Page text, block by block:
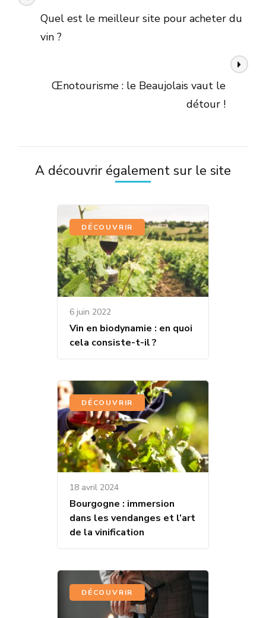
des
articles
Quel est le meilleur site pour acheter du
vin ?
Œnotourisme : le Beaujolais vaut le
détour !
A découvrir également sur le site
DÉCOUVRIR
6 juin 2022
Vin en biodynamie : en quoi
cela consiste-t-il ?
DÉCOUVRIR
18 avril 2024
Bourgogne : immersion
dans les vendanges et l’art
de la vinification
DÉCOUVRIR